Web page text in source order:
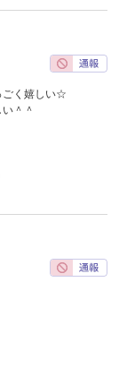
ごく嬉しい☆
＾＾